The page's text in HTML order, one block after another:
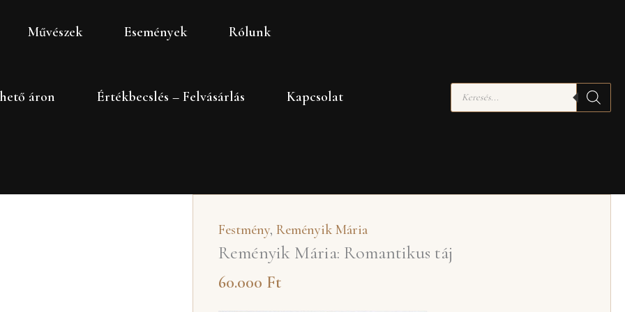
Művészek Események Rólunk
áron Értékbecslés – Felvásárlás Kapcsolat
Products
search
Festmény,Reményik Mária
Reményik Mária: Romantikus táj
60.000 Ft
Mária:
mennyiség